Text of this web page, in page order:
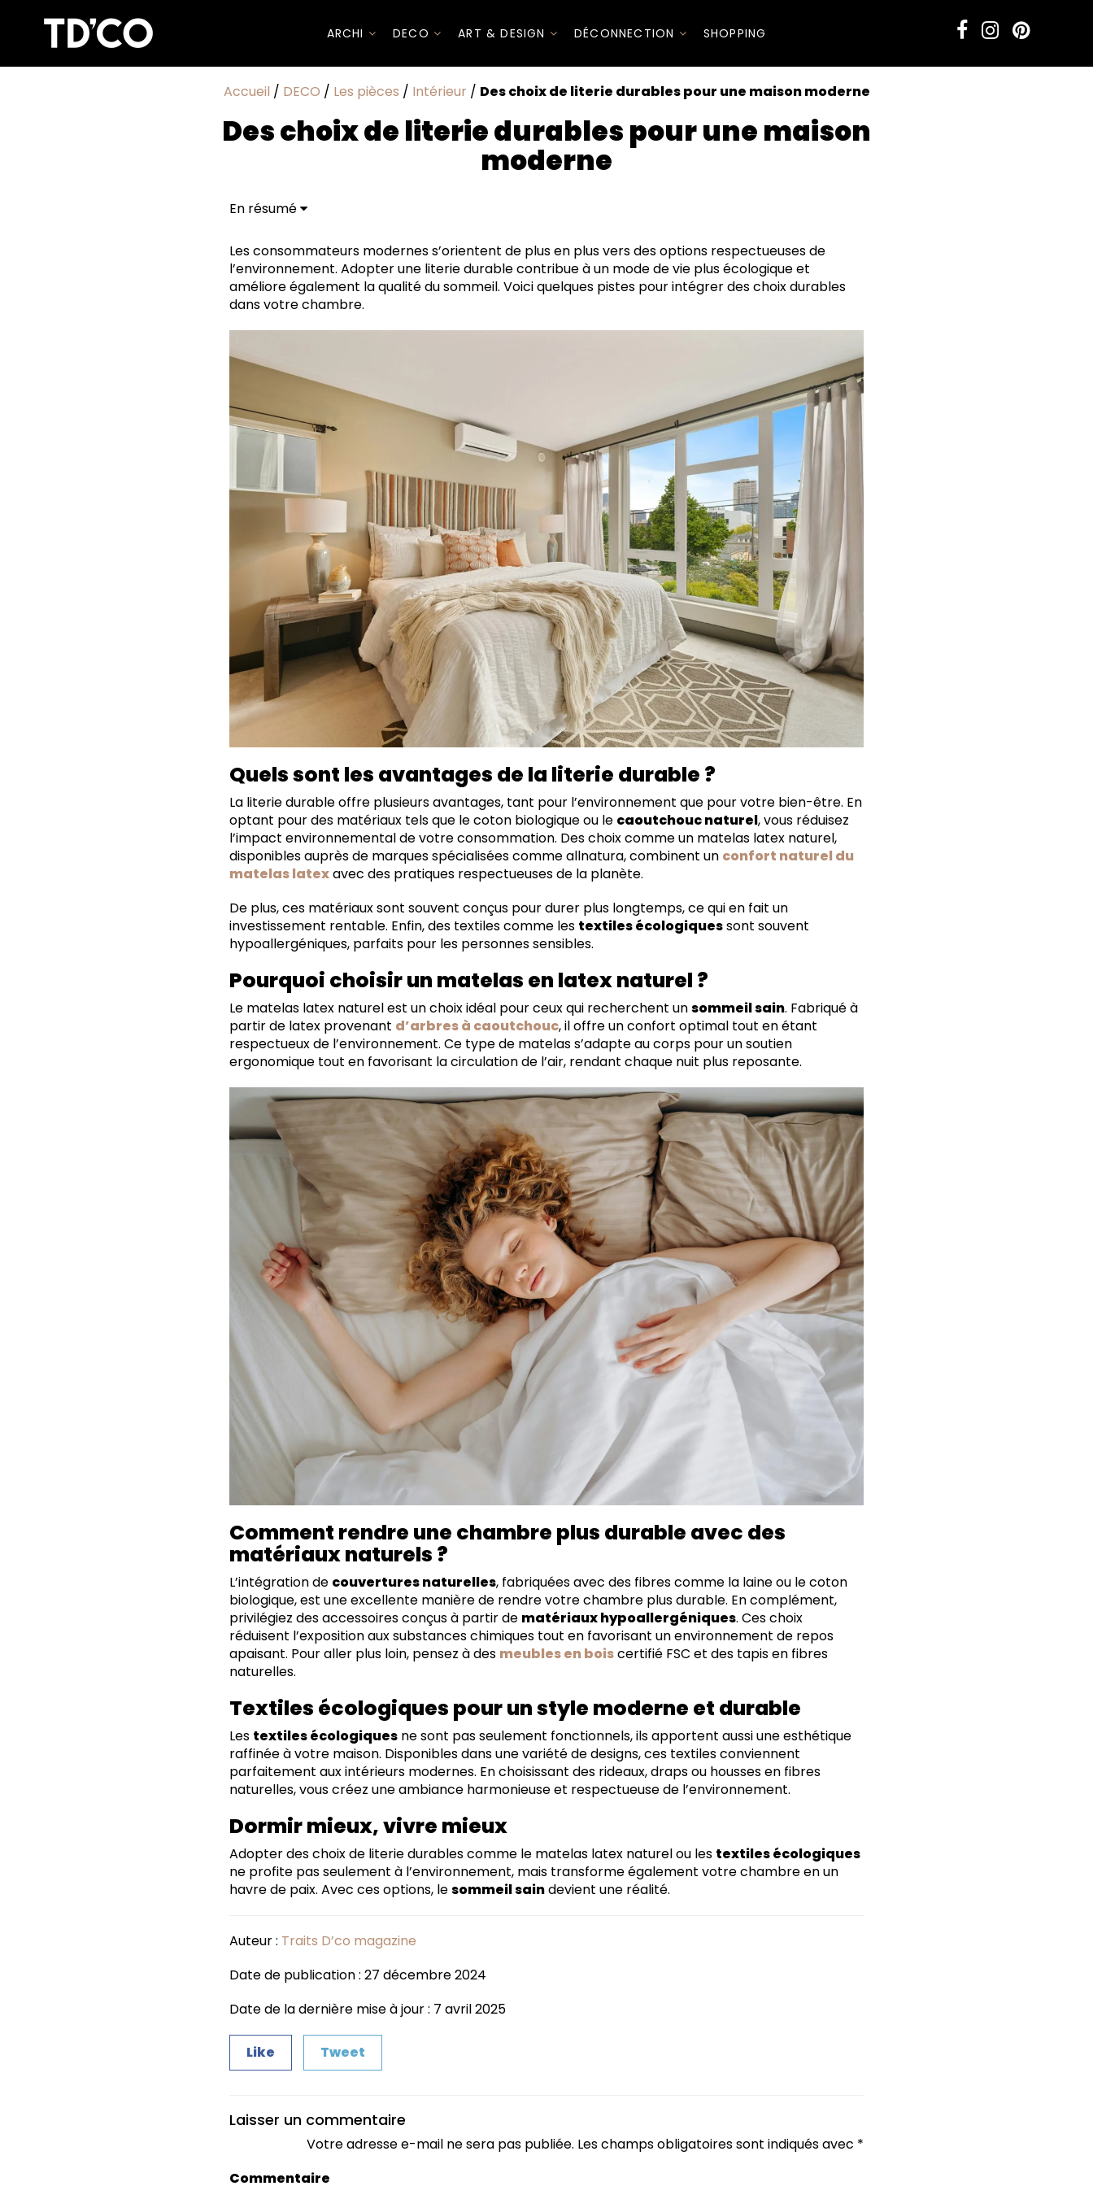
ARCHI DECO ART & DESIGN DÉCONNECTION SHOPPING
Accueil / DECO / Les pièces / Intérieur / Des choix de literie durables pour une maison moderne
Des choix de literie durables pour une maison
moderne
En résumé
Pourquoi choisir un matelas en latex naturel ?
Comment rendre une chambre plus durable avec des matériaux naturels ?
Textiles écologiques pour un style moderne et durable
Dormir mieux, vivre mieux
Les consommateurs modernes s’orientent de plus en plus vers des options respectueuses de
l’environnement. Adopter une literie durable contribue à un mode de vie plus écologique et
améliore également la qualité du sommeil. Voici quelques pistes pour intégrer des choix durables
dans votre chambre.
Quels sont les avantages de la literie durable ?
La literie durable offre plusieurs avantages, tant pour l’environnement que pour votre bien-être. En
optant pour des matériaux tels que le coton biologique ou le caoutchouc naturel, vous réduisez
l’impact environnemental de votre consommation. Des choix comme un matelas latex naturel,
disponibles auprès de marques spécialisées comme allnatura, combinent un confort naturel du
matelas latexavec des pratiques respectueuses de la planète.
De plus, ces matériaux sont souvent conçus pour durer plus longtemps, ce qui en fait un
investissement rentable. Enfin, des textiles comme les textiles écologiquessont souvent
hypoallergéniques, parfaits pour les personnes sensibles.
Pourquoi choisir un matelas en latex naturel ?
Le matelas latex naturel est un choix idéal pour ceux qui recherchent unsommeil sain. Fabriqué à
partir de latex provenant d’arbres à caoutchouc, il offre un confort optimal tout en étant
respectueux de l’environnement. Ce type de matelas s’adapte au corps pour un soutien
ergonomique tout en favorisant la circulation de l’air, rendant chaque nuit plus reposante.
Comment rendre une chambre plus durable avec des
matériaux naturels ?
L’intégration de couvertures naturelles, fabriquées avec des fibres comme la laine ou le coton
biologique, est une excellente manière de rendre votre chambre plus durable. En complément,
privilégiez des accessoires conçus à partir de matériaux hypoallergéniques. Ces choix
réduisent l’exposition aux substances chimiques tout en favorisant un environnement de repos
apaisant. Pour aller plus loin, pensez à des meubles en boiscertifié FSC et des tapis en fibres
naturelles.
Textiles écologiques pour un style moderne et durable
Les textiles écologiques ne sont pas seulement fonctionnels, ils apportent aussi une esthétique
raffinée à votre maison. Disponibles dans une variété de designs, ces textiles conviennent
parfaitement aux intérieurs modernes. En choisissant des rideaux, draps ou housses en fibres
naturelles, vous créez une ambiance harmonieuse et respectueuse de l’environnement.
Dormir mieux, vivre mieux
Adopter des choix de literie durables comme le matelas latex naturel ou les textiles écologiques
ne profite pas seulement à l’environnement, mais transforme également votre chambre en un
havre de paix. Avec ces options, lesommeil saindevient une réalité.
Auteur : Traits D’co magazine
Date de publication : 27 décembre 2024
Date de la dernière mise à jour : 7 avril 2025
Like Tweet
Laisser un commentaire
Votre adresse e-mail ne sera pas publiée. Les champs obligatoires sont indiqués avec *
Commentaire